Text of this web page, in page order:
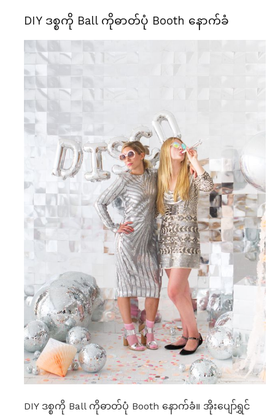
DIY ဒစ္စကို Ball ကိုဓာတ်ပုံ Booth နောက်ခံ
DIY ဒစ္စကို Ball ကိုဓာတ်ပုံ Booth နောက်ခံ။ အိုးပျော်ရွှင်